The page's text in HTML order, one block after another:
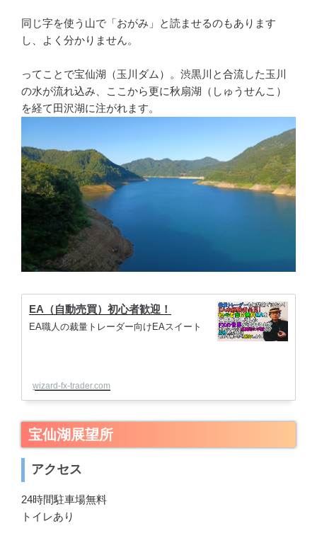
同じ字を使う山で「おがみ」と読ませるのもあります
し、よく分かりません。
ってことで宝仙湖（玉川ダム）。渋黒川と合流した玉川
の水が流れ込み、ここから更に秋扇湖（しゅうせんこ）
を経て田沢湖に注がれます。
EA（自動売買）初心者歓迎！
EA職人の裁量トレーダー向けEAスイート
wizard-fx-trader.com
宝仙湖展望所
アクセス
24時間駐車場無料
トイレあり